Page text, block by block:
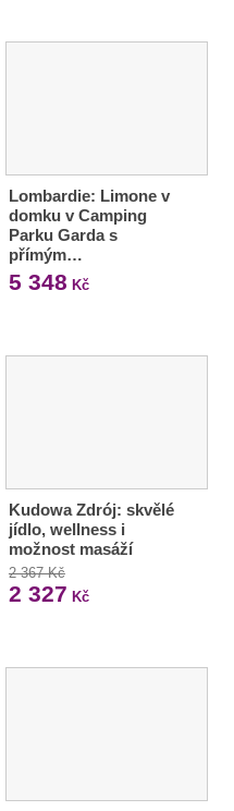
Lombardie: Limone v
domku v Camping
Parku Garda s
přímým…
5 348 Kč
Kudowa Zdrój: skvělé
jídlo, wellness i
možnost masáží
2 367 Kč
2 327 Kč